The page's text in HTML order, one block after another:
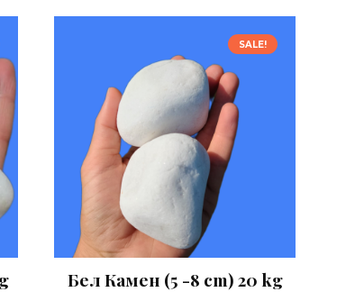
SALE!
Бел Камен (5 -8 cm) 20 kg